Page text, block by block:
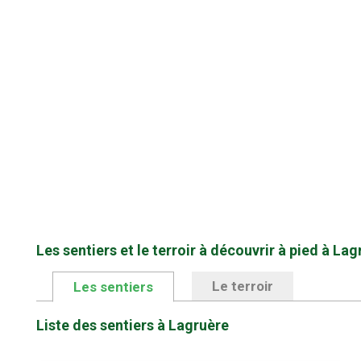
Les sentiers et le terroir à découvrir à pied à
Les sentiers Le terroir
Liste des sentiers à Lagruère